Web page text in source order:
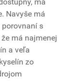
Navyše má
porovnaní s
má najmenej
a veľa
zo